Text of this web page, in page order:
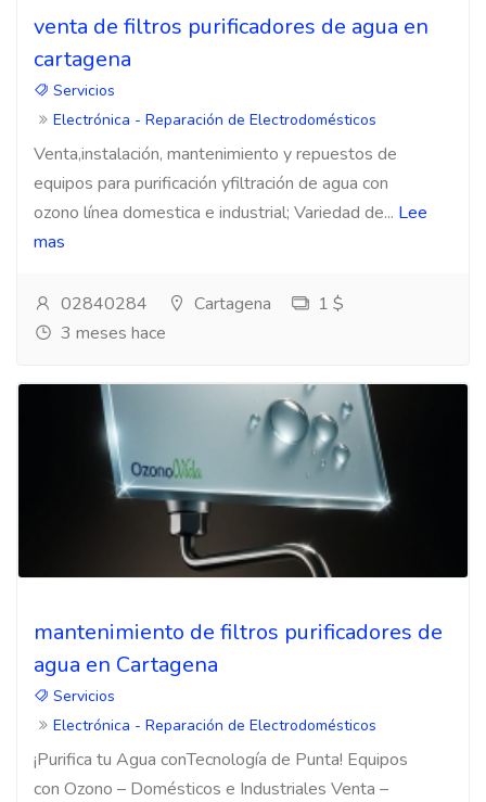
venta de filtros purificadores de agua en
cartagena
Servicios
Electrónica - Reparación de Electrodomésticos
Venta,instalación, mantenimiento y repuestos de
equipos para purificación yfiltración de agua con
ozono línea domestica e industrial; Variedad de... Lee
mas
02840284 Cartagena
1 $
3 meses hace
mantenimiento de filtros purificadores de
agua en Cartagena
Servicios
Electrónica - Reparación de Electrodomésticos
¡Purifica tu Agua conTecnología de Punta! Equipos
con Ozono – Domésticos e Industriales Venta –